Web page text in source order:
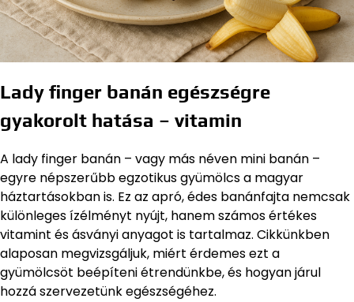
Lady finger banán egészségre
gyakorolt hatása – vitamin
A lady finger banán – vagy más néven mini banán –
egyre népszerűbb egzotikus gyümölcs a magyar
háztartásokban is. Ez az apró, édes banánfajta nemcsak
különleges ízélményt nyújt, hanem számos értékes
vitamint és ásványi anyagot is tartalmaz. Cikkünkben
alaposan megvizsgáljuk, miért érdemes ezt a
gyümölcsöt beépíteni étrendünkbe, és hogyan járul
hozzá szervezetünk egészségéhez.